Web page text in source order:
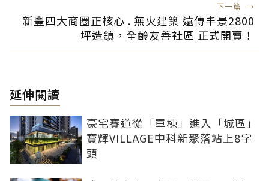
下一篇 →
新豐四大商圈正核心 . 無火建築 遠傳丰景2800
坪造鎮，全齡友善社區 正式開賣！
延伸閱讀
豪宅賽道從「單棟」進入「城區」
寶輝VILLAGE中科新聚落站上8字
頭